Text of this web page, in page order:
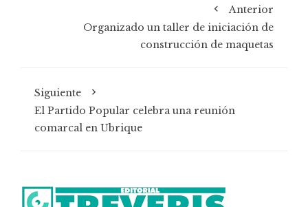
Anterior
Organizado un taller de iniciación de
construcción de maquetas
Siguiente
El Partido Popular celebra una reunión
comarcal en Ubrique